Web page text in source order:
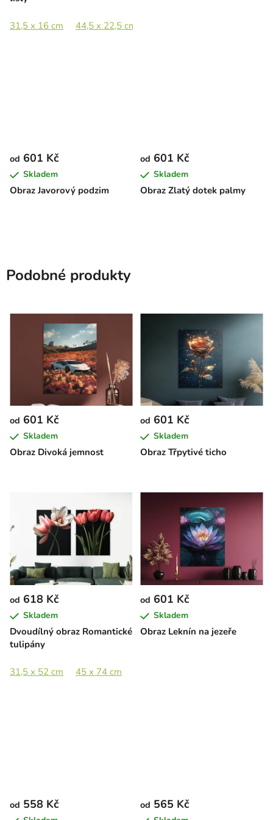
31,5 x 16 cm 44,5 x 22,5 cm
Obraz Javorový podzim
od 601 Kč
Skladem
Obraz Zlatý dotek palmy
od 601 Kč
Skladem
Podobné produkty
Obraz Divoká jemnost
od 601 Kč
Skladem
Obraz Třpytivé ticho
od 601 Kč
Skladem
Dvoudílný obraz Romantické
tulipány
od 618 Kč
Skladem
31,5 x 52 cm 45 x 74 cm
Obraz Leknín na jezeře
od 601 Kč
Skladem
od 558 Kč od 565 Kč